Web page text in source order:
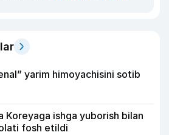
yarim himoyachisini sotib
ishga yuborish bilan
fosh etildi